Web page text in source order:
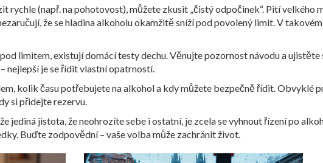
rychle (např. na pohotovost), můžete zkusit „čistý odpočinek“. Pití velkého
že se hladina alkoholu okamžitě sníží pod povolený limit. V
limitem, existují domácí testy dechu. Věnujte pozornost návodu a
nejlepší je se řídit vlastní opatrností.
kolik času potřebujete na alkohol a kdy můžete bezpečně řídit. Obvyklé
si přidejte rezervu.
jediná jistota, že neohrozíte sebe i ostatní, je zcela se vyhnout řízení po
Buďte zodpovědní – vaše volba může zachránit život.